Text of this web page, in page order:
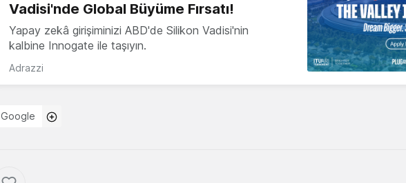
Vadisi'nde Global Büyüme Fırsatı!
Yapay zekâ girişiminizi ABD'de Silikon Vadisi'nin
kalbine Innogate ile taşıyın.
Adrazzi
Google